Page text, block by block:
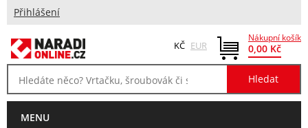
Přihlášení
Nákupní košík
0,00 Kč
KČ EUR
MENU